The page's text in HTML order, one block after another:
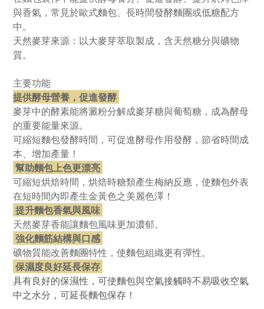
與香氣，常見於歐式麵包、長時間發酵麵團或低糖配方
中。
天然麥芽來源： 以大麥芽萃取製成，含天然糖分與礦物
質。
主要功能
提供酵母營養，促進發酵
麥芽中的酵素能將澱粉分解成麥芽糖與葡萄糖，成為酵母
的重要能量來源。
可縮短麵包發酵時間，可促進酵母作用發酵，節省時間成
本、增加產量！
幫助麵包上色更漂亮
可縮短烘焙時間， 烘焙時糖類產生梅納反應， 使麵包外表
在短時間內即產生金黃色之美麗色澤！
提升麵包香氣與風味
天然麥芽香能讓麵包風味更加濃郁。
強化麵筋結構與口感
礦物質能改善麵團特性，使麵包組織更有彈性。
保濕度良好延長保存
具有良好的保濕性，可使麵包與空氣接觸時不易吸收空氣
中之水分，可延長麵包保存！